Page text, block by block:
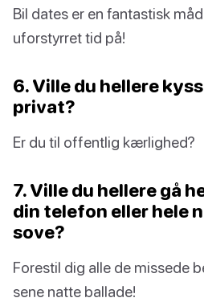
Bil dates er en fantastisk
uforstyrret tid på!
6. Ville du hellere
privat?
Er du til offentlig kærlighed?
7. Ville du hellere gå
din telefon eller hele
sove?
Forestil dig alle de missede
sene natte ballade!